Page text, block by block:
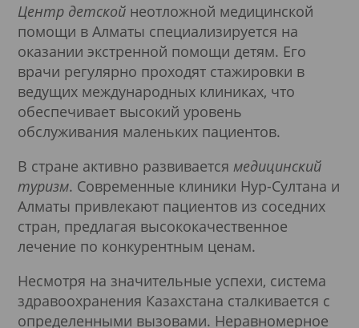
Центр детской неотложной медицинской
помощи в Алматы специализируется на
оказании экстренной помощи детям. Его
врачи регулярно проходят стажировки в
ведущих международных клиниках, что
обеспечивает высокий уровень
обслуживания маленьких пациентов.
В стране активно развивается медицинский
туризм. Современные клиники Нур-Султана и
Алматы привлекают пациентов из соседних
стран, предлагая высококачественное
лечение по конкурентным ценам.
Несмотря на значительные успехи, система
здравоохранения Казахстана сталкивается с
определенными вызовами. Неравномерное